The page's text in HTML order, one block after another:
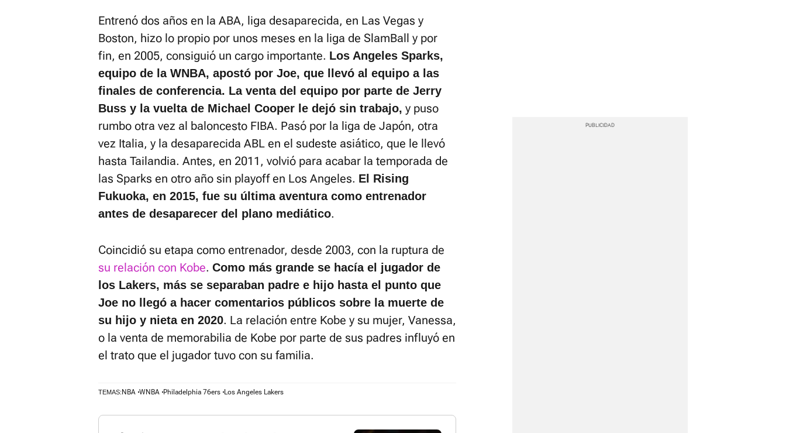
Entrenó dos años en la ABA, liga desaparecida, en Las Vegas y
Boston, hizo lo propio por unos meses en la liga de SlamBall y por
fin, en 2005, consiguió un cargo importante. Los Angeles Sparks,
equipo de la WNBA, apostó por Joe, que llevó al equipo a las
finales de conferencia. La venta del equipo por parte de Jerry
Buss y la vuelta de Michael Cooper le dejó sin trabajo, y puso
rumbo otra vez al baloncesto FIBA. Pasó por la liga de Japón, otra
vez Italia, y la desaparecida ABL en el sudeste asiático, que le llevó
hasta Tailandia. Antes, en 2011, volvió para acabar la temporada de
las Sparks en otro año sin playoff en Los Angeles. El Rising
Fukuoka, en 2015, fue su última aventura como entrenador
antes de desaparecer del plano mediático.
Coincidió su etapa como entrenador, desde 2003, con la ruptura de
su relación con Kobe. Como más grande se hacía el jugador de
los Lakers, más se separaban padre e hijo hasta el punto que
Joe no llegó a hacer comentarios públicos sobre la muerte de
su hijo y nieta en 2020. La relación entre Kobe y su mujer, Vanessa,
o la venta de memorabilia de Kobe por parte de sus padres influyó en
el trato que el jugador tuvo con su familia.
TEMAS: NBA WNBA Philadelphia 76ers Los Angeles Lakers